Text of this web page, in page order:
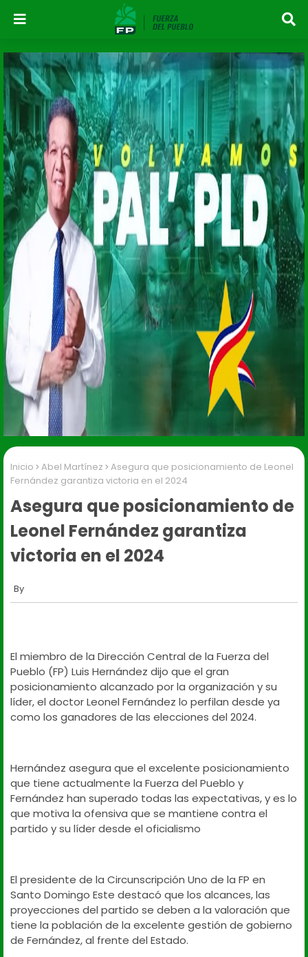
Inicio Abel Martínez
Asegura que posicionamiento de Leonel
Fernández garantiza victoria en el 2024
Asegura que posicionamiento de
Leonel Fernández garantiza
victoria en el 2024
El miembro de la Dirección Central de la Fuerza del
Pueblo (FP) Luis Hernández dijo que el gran
posicionamiento alcanzado por la organización y su
líder, el doctor Leonel Fernández lo perfilan desde ya
como los ganadores de las elecciones del 2024.
Hernández asegura que el excelente posicionamiento
que tiene actualmente la Fuerza del Pueblo y
Fernández han superado todas las expectativas, y es lo
que motiva la ofensiva que se mantiene contra el
partido y su líder desde el oficialismo
El presidente de la Circunscripción Uno de la FP en
Santo Domingo Este destacó que los alcances, las
proyecciones del partido se deben a la valoración que
tiene la población de la excelente gestión de gobierno
de Fernández, al frente del Estado.